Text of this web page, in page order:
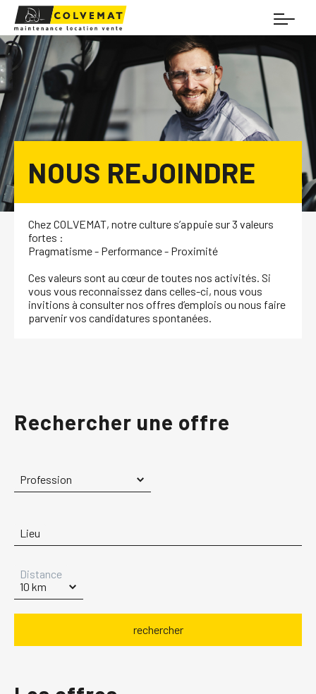
NOUS REJOINDRE
Chez COLVEMAT, notre culture s’appuie sur 3 valeurs
fortes :
Pragmatisme - Performance - Proximité
Ces valeurs sont au cœur de toutes nos activités. Si
vous vous reconnaissez dans celles-ci, nous vous
invitions à consulter nos offres d’emplois ou nous faire
parvenir vos candidatures spontanées.
Rechercher une offre
Profession
Lieu
Distance
rechercher